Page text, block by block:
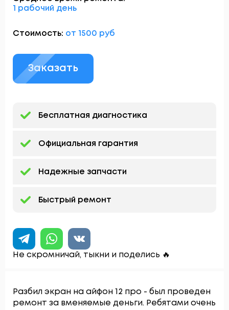
1 рабочий день
Стоимость: от 1500 руб
Заказать
Бесплатная диагностика
Официальная гарантия
Надежные запчасти
Быстрый ремонт
Не скромничай, тыкни и поделись 🔥
Разбил экран на айфон 12 про - был проведен
ремонт за вменяемые деньги. Ребятами очень